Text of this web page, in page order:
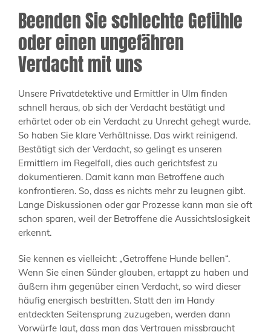
Beenden Sie schlechte Gefühle
oder einen ungefähren
Verdacht mit uns
Unsere Privatdetektive und Ermittler in Ulm finden
schnell heraus, ob sich der Verdacht bestätigt und
erhärtet oder ob ein Verdacht zu Unrecht gehegt wurde.
So haben Sie klare Verhältnisse. Das wirkt reinigend.
Bestätigt sich der Verdacht, so gelingt es unseren
Ermittlern im Regelfall, dies auch gerichtsfest zu
dokumentieren. Damit kann man Betroffene auch
konfrontieren. So, dass es nichts mehr zu leugnen gibt.
Lange Diskussionen oder gar Prozesse kann man sie oft
schon sparen, weil der Betroffene die Aussichtslosigkeit
erkennt.
Sie kennen es vielleicht: „Getroffene Hunde bellen“.
Wenn Sie einen Sünder glauben, ertappt zu haben und
äußern ihm gegenüber einen Verdacht, so wird dieser
häufig energisch bestritten. Statt den im Handy
entdeckten Seitensprung zuzugeben, werden dann
Vorwürfe laut, dass man das Vertrauen missbraucht